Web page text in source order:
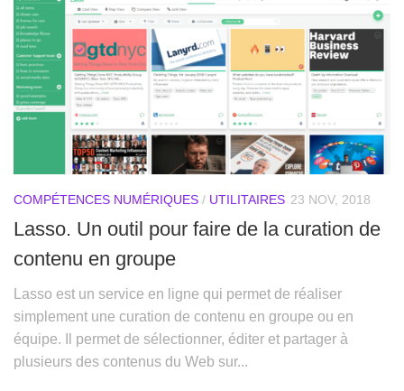
COMPÉTENCES NUMÉRIQUES / UTILITAIRES 23 NOV, 2018
Lasso. Un outil pour faire de la curation de
contenu en groupe
Lasso est un service en ligne qui permet de réaliser
simplement une curation de contenu en groupe ou en
équipe. Il permet de sélectionner, éditer et partager à
plusieurs des contenus du Web sur...